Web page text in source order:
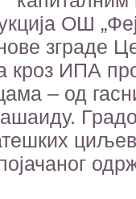
ОШ
зграде
кроз ИПА
– од